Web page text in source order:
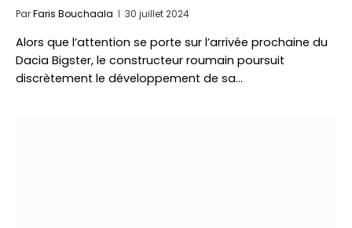
ParFaris Bouchaala 30 juillet 2024
Alors que l’attention se porte sur l’arrivée prochaine du
Dacia Bigster, le constructeur roumain poursuit
discrètement le développement de sa…